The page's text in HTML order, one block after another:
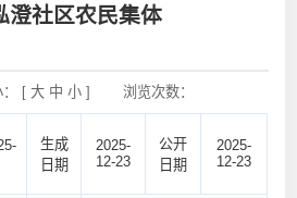
澄社区农民集体
： [ 大 中 小] 浏览次数：
生成
日期
2025-
12-23
公开
日期
2025-
12-23